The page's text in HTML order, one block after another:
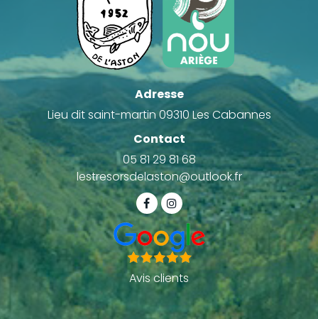
Adresse
Lieu dit saint-martin 09310 Les Cabannes
Contact
05 81 29 81 68
lestresorsdelaston@outlook.fr
Avis clients